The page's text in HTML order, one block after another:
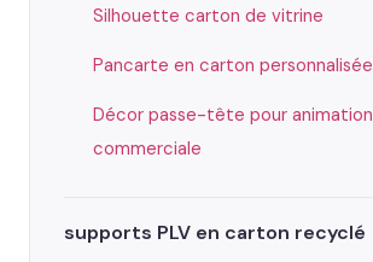
Silhouette carton de vitrine
Pancarte en carton personnalisée
Décor passe-tête pour animation
commerciale
supports PLV en carton recyclé